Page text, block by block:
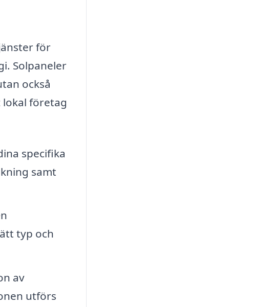
för
Solpaneler
också
lokal företag
specifika
samt
typ och
av
utförs